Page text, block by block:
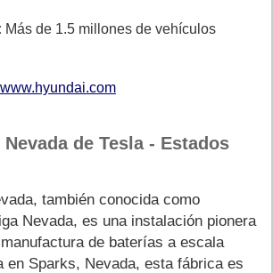
Más de 1.5 millones de vehículos
www.hyundai.com
de Tesla - Estados
también conocida como
Nevada, es una instalación pionera
de baterías a escala
en Sparks, Nevada, esta fábrica es